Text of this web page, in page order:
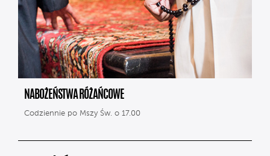
NABOŻEŃSTWA RÓŻAŃCOWE
Codziennie po Mszy Św. o 17.00